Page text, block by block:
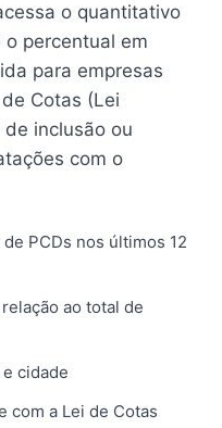
o quantitativo
percentual em
para empresas
Cotas (Lei
inclusão ou
com o
PCDs nos últimos 12
ao total de
cidade
com a Lei de Cotas